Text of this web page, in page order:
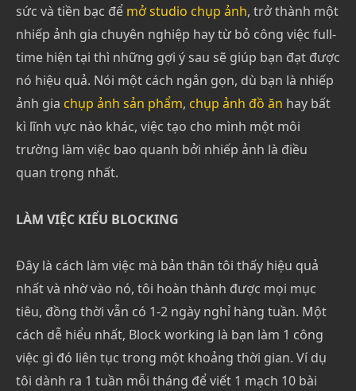
sức và tiền bạc để mở studio chụp ảnh, trở thành một
nhiếp ảnh gia chuyên nghiệp hay từ bỏ công việc full-
time hiện tại thì những gợi ý sau sẽ giúp bạn đạt được
nó hiệu quả. Nói một cách ngắn gọn, dù bạn là nhiếp
ảnh gia chụp ảnh sản phẩm, chụp ảnh đồ ăn hay bất
kì lĩnh vực nào khác, việc tạo cho mình một môi
trường làm việc bao quanh bởi nhiếp ảnh là điều
quan trọng nhất.
LÀM VIỆC KIỂU BLOCKING
Đây là cách làm việc mà bản thân tôi thấy hiệu quả
nhất và nhờ vào nó, tôi hoàn thành được mọi mục
tiêu, đồng thời vẫn có 1-2 ngày nghỉ hàng tuần. Một
cách dễ hiểu nhất, Block working là bạn làm 1 công
việc gì đó liên tục trong một khoảng thời gian. Ví dụ
tôi dành ra 1 tuần mỗi tháng để viết 1 mạch 10 bài